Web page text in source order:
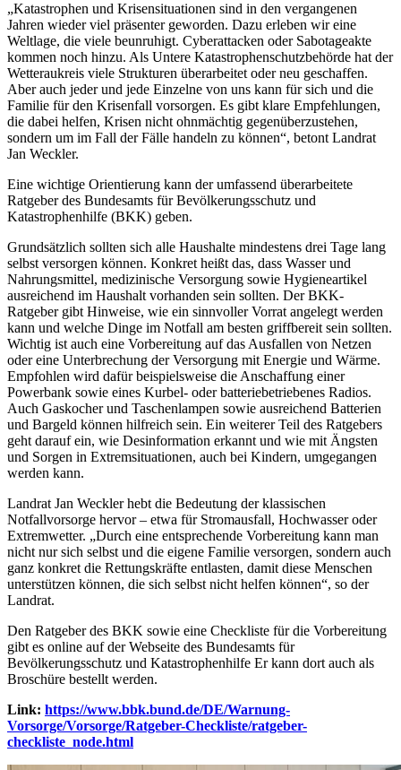
„Katastrophen und Krisensituationen sind in den vergangenen
Jahren wieder viel präsenter geworden. Dazu erleben wir eine
Weltlage, die viele beunruhigt. Cyberattacken oder Sabotageakte
kommen noch hinzu. Als Untere Katastrophenschutzbehörde hat der
Wetteraukreis viele Strukturen überarbeitet oder neu geschaffen.
Aber auch jeder und jede Einzelne von uns kann für sich und die
Familie für den Krisenfall vorsorgen. Es gibt klare Empfehlungen,
die dabei helfen, Krisen nicht ohnmächtig gegenüberzustehen,
sondern um im Fall der Fälle handeln zu können“, betont Landrat
Jan Weckler.
Eine wichtige Orientierung kann der umfassend überarbeitete
Ratgeber des Bundesamts für Bevölkerungsschutz und
Katastrophenhilfe (BKK) geben.
Grundsätzlich sollten sich alle Haushalte mindestens drei Tage lang
selbst versorgen können. Konkret heißt das, dass Wasser und
Nahrungsmittel, medizinische Versorgung sowie Hygieneartikel
ausreichend im Haushalt vorhanden sein sollten. Der BKK-
Ratgeber gibt Hinweise, wie ein sinnvoller Vorrat angelegt werden
kann und welche Dinge im Notfall am besten griffbereit sein sollten.
Wichtig ist auch eine Vorbereitung auf das Ausfallen von Netzen
oder eine Unterbrechung der Versorgung mit Energie und Wärme.
Empfohlen wird dafür beispielsweise die Anschaffung einer
Powerbank sowie eines Kurbel- oder batteriebetriebenes Radios.
Auch Gaskocher und Taschenlampen sowie ausreichend Batterien
und Bargeld können hilfreich sein. Ein weiterer Teil des Ratgebers
geht darauf ein, wie Desinformation erkannt und wie mit Ängsten
und Sorgen in Extremsituationen, auch bei Kindern, umgegangen
werden kann.
Landrat Jan Weckler hebt die Bedeutung der klassischen
Notfallvorsorge hervor – etwa für Stromausfall, Hochwasser oder
Extremwetter. „Durch eine entsprechende Vorbereitung kann man
nicht nur sich selbst und die eigene Familie versorgen, sondern auch
ganz konkret die Rettungskräfte entlasten, damit diese Menschen
unterstützen können, die sich selbst nicht helfen können“, so der
Landrat.
Den Ratgeber des BKK sowie eine Checkliste für die Vorbereitung
gibt es online auf der Webseite des Bundesamts für
Bevölkerungsschutz und Katastrophenhilfe Er kann dort auch als
Broschüre bestellt werden.
Link: https://www.bbk.bund.de/DE/Warnung-
Vorsorge/Vorsorge/Ratgeber-Checkliste/ratgeber-
checkliste_node.html